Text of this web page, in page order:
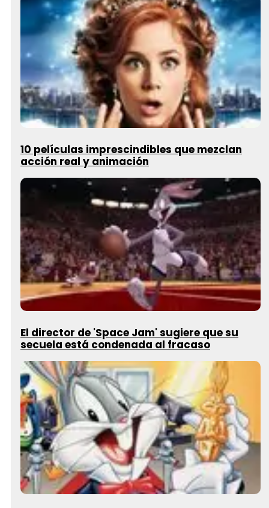
10 películas imprescindibles que mezclan
acción real y animación
El director de 'Space Jam' sugiere que su
secuela está condenada al fracaso